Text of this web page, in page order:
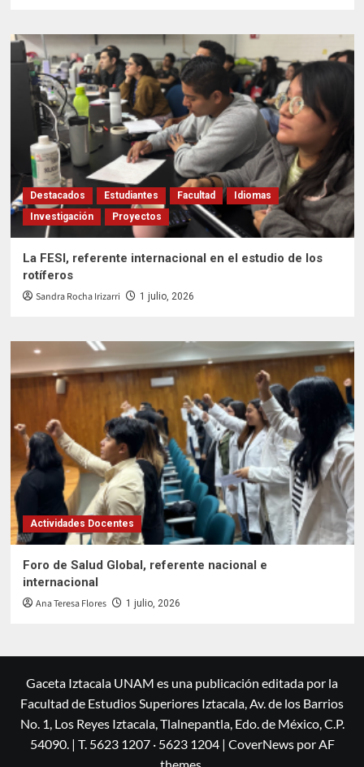
Destacados Estudiantes Facultad
Idiomas
Investigación
Proyectos
La FESI, referente internacional en el estudio de los
rotíferos
Sandra Rocha Irizarri 1 julio, 2026
Actividades Docentes
Foro de Salud Global, referente nacional e
internacional
Ana Teresa Flores 1 julio, 2026
Gaceta Iztacala UNAM es una publicación editada por la
Facultad de Estudios Superiores Iztacala, Av. de los Barrios
No. 1, Los Reyes Iztacala, Tlalnepantla, Edo. de México, C.P.
54090. | T. 5623 1207 · 5623 1204 | CoverNewspor AF